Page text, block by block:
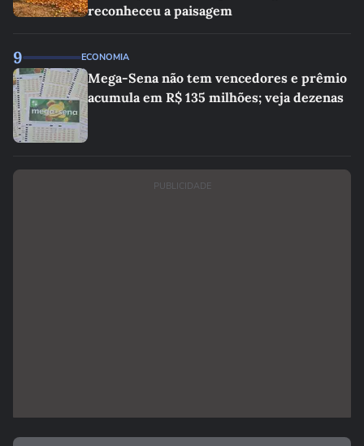
reconheceu a paisagem
9 ECONOMIA
Mega-Sena não tem vencedores e prêmio
acumula em R$ 135 milhões; veja dezenas
PUBLICIDADE